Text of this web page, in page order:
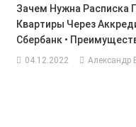
Зачем Нужна Расписка
Квартиры Через
Сбербанк •
04.12.2022 Александр